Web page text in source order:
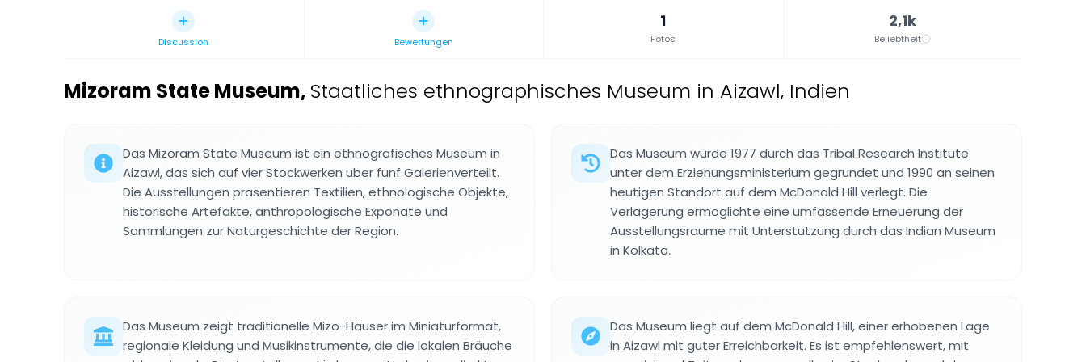
Discussion Bewertungen
1
Fotos
2,1k
Beliebtheit
Mizoram State Museum, Staatliches ethnographisches Museum in Aizawl, Indien
Das Mizoram State Museum ist ein ethnografisches Museum in
Aizawl, das sich auf vier Stockwerken uber funf Galerienverteilt.
Die Ausstellungen prasentieren Textilien, ethnologische Objekte,
historische Artefakte, anthropologische Exponate und
Sammlungen zur Naturgeschichte der Region.
Das Museum wurde 1977 durch das Tribal Research Institute
unter dem Erziehungsministerium gegrundet und 1990 an seinen
heutigen Standort auf dem McDonald Hill verlegt. Die
Verlagerung ermoglichte eine umfassende Erneuerung der
Ausstellungsraume mit Unterstutzung durch das Indian Museum
in Kolkata.
Das Museum zeigt traditionelle Mizo-Häuser im Miniaturformat,
regionale Kleidung und Musikinstrumente, die die lokalen Bräuche
Das Museum liegt auf dem McDonald Hill, einer erhobenen Lage
in Aizawl mit guter Erreichbarkeit. Es ist empfehlenswert, mit